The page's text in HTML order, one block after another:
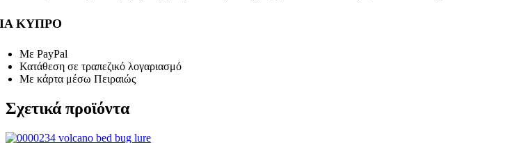
ΚΥΠΡΟ
Με PayPal
Κατάθεση σε τραπεζικό λογαριασμό
Με κάρτα μέσω Πειραιώς
Σχετικά προϊόντα